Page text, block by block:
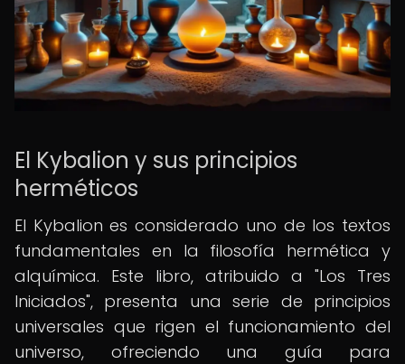
El Kybalion y sus principios
herméticos
El Kybalion es considerado uno de los textos
fundamentales en la filosofía hermética y
alquímica. Este libro, atribuido a "Los Tres
Iniciados", presenta una serie de principios
universales que rigen el funcionamiento del
universo, ofreciendo una guía para